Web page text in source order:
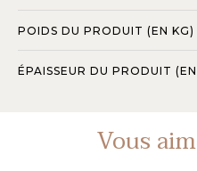
POIDS DU PRODUIT (EN KG)
ÉPAISSEUR DU PRODUIT
Vous